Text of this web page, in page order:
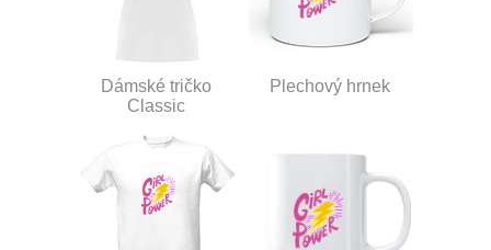
Dámské tričko
Classic
Plechový hrnek